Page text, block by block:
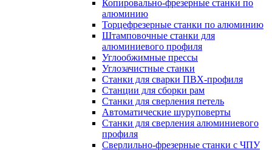
Копировально-фрезерные станки по
алюминию
Торцефрезерные станки по алюминию
Штамповочные станки для
алюминиевого профиля
Углообжимные прессы
Углозачистные станки
Станки для сварки ПВХ-профиля
Станции для сборки рам
Станки для сверления петель
Автоматические шуруповерты
Станки для сверления алюминиевого
профиля
Сверлильно-фрезерные станки с ЧПУ